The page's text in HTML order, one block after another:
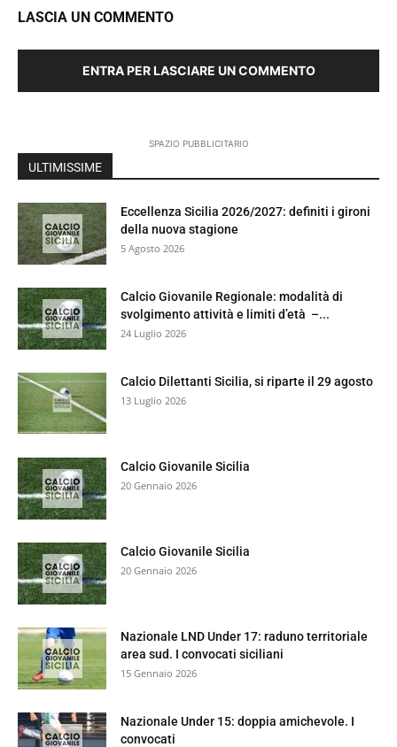
LASCIA UN COMMENTO
ENTRA PER LASCIARE UN COMMENTO
SPAZIO PUBBLICITARIO
ULTIMISSIME
Eccellenza Sicilia 2026/2027: definiti i gironi
della nuova stagione
5 Agosto 2026
Calcio Giovanile Regionale: modalità di
svolgimento attività e limiti d’età –...
24 Luglio 2026
Calcio Dilettanti Sicilia, si riparte il 29 agosto
13 Luglio 2026
Calcio Giovanile Sicilia
20 Gennaio 2026
Calcio Giovanile Sicilia
20 Gennaio 2026
Nazionale LND Under 17: raduno territoriale
area sud. I convocati siciliani
15 Gennaio 2026
Nazionale Under 15: doppia amichevole. I
convocati